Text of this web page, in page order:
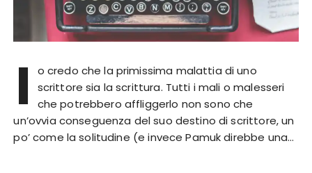
I
o credo che la primissima malattia di uno
scrittore sia la scrittura. Tutti i mali o malesseri
che potrebbero affliggerlo non sono che
un’ovvia conseguenza del suo destino di scrittore, un
po’ come la solitudine (e invece Pamuk direbbe una…